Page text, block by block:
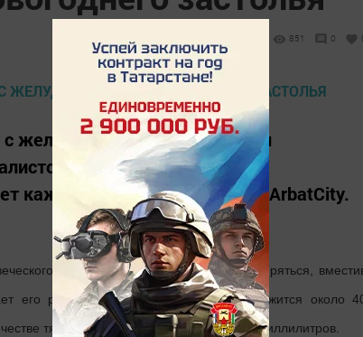
851 0
желудком человека, когда он
за новогодними и
каждый 3-й человек, пишет ArbatCity.
кулака. При этом он может расширяться,
его размеры. В пустом желудке содержится около
тяжелой пищи ему нужно 800-1000 миллилитров.